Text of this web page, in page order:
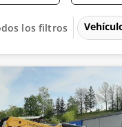
los filtros